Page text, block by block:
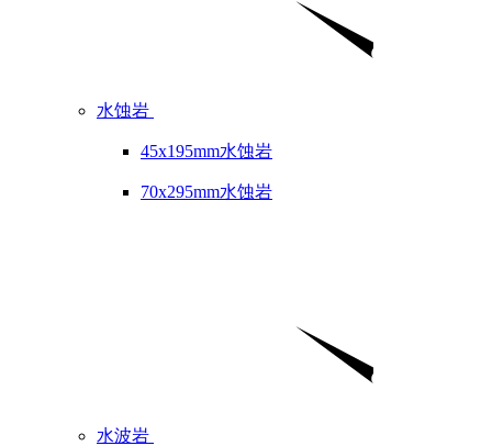
水蚀岩
45x195mm水蚀岩
70x295mm水蚀岩
水波岩